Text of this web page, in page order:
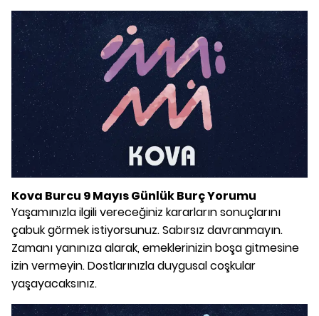
Kova Burcu 9 Mayıs Günlük Burç Yorumu
Yaşamınızla ilgili vereceğiniz kararların sonuçlarını
çabuk görmek istiyorsunuz. Sabırsız davranmayın.
Zamanı yanınıza alarak, emeklerinizin boşa gitmesine
izin vermeyin. Dostlarınızla duygusal coşkular
yaşayacaksınız.